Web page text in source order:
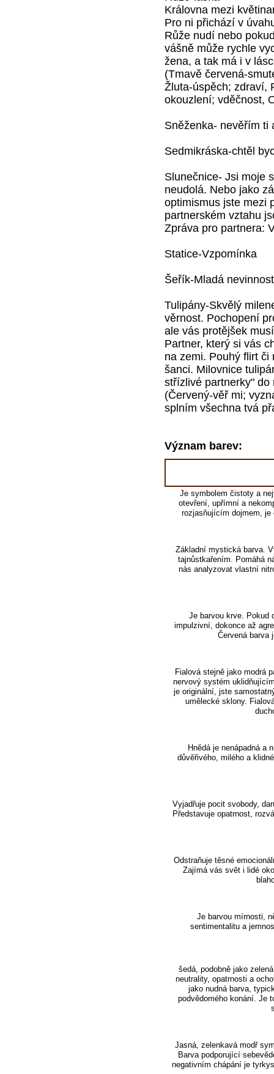
Královna mezi
Pro ni přichází v
Růže nudí nebo
vášně může rychle
žena, a tak má i v
(Tmavě červená-
Žluta-úspěch; zdraví,
okouzlení; vděčnost,
Sněženka- nevěřím ti
Sedmikráska-chtěl
Slunečnice- Jsi moje
neudolá. Nebo jako
optimismus jste mezi
partnerském vztahu
Zpráva pro partnera:
Statice-Vzpomínka
Šeřík-Mladá
Tulipány-Skvělý
věrnost. Pochopení
ale vás protějšek
Partner, který si vás
na zemi. Pouhý flirt
šanci. Milovnice
střízlivé partnerky"
(Červený-věř mi;
splním všechna tvá
Význam barev:
Je symbolem čistoty a
otevření, upřímní a
rozjasňujícím dojmem,
Základní mystická barva.
tajnůstkařením. Pomáhá
nás analyzovat vlastní
Je barvou krve. Pokud
impulzivní, dokonce až
Červená barva
Fialová stejně jako modrá
nervový systém
je originální, jste
umělecké sklony.
Hnědá je nenápadná a
důvěřivého, milého a
Vyjadřuje pocit svobody,
Představuje opatrnost,
Odstraňuje těsné
Zajímá vás svět i lidé
Je barvou mírnosti,
sentimentalitu a
šedá, podobně jako
neutrality, opatrnosti a
jako nudná barva,
podvědomého konání. Je
Jasná, zelenkavá modř
Barva podporující
negativním chápání je